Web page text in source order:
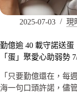
2025-07-03 現
勤億逾 40 載守諾送
「蛋」聚愛心助弱勢
「只要勤億還在，每
海一句口頭許諾，儘